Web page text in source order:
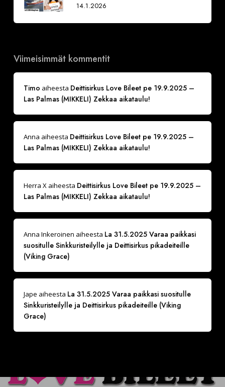
14.1.2026
Viimeisimmät kommentit
Timo aiheesta Deittisirkus Love Bileet pe 19.9.2025 –
Las Palmas (MIKKELI) Zekkaa aikataulu!
Anna aiheesta Deittisirkus Love Bileet pe 19.9.2025 –
Las Palmas (MIKKELI) Zekkaa aikataulu!
Herra Xaiheesta Deittisirkus Love Bileet pe 19.9.2025 –
Las Palmas (MIKKELI) Zekkaa aikataulu!
Anna Inkeroinen aiheesta La 31.5.2025 Varaa paikkasi
suositulle Sinkkuristeilylle ja Deittisirkus pikadeiteille
(Viking Grace)
Jape aiheesta La 31.5.2025 Varaa paikkasi suositulle
Sinkkuristeilylle ja Deittisirkus pikadeiteille (Viking
Grace)